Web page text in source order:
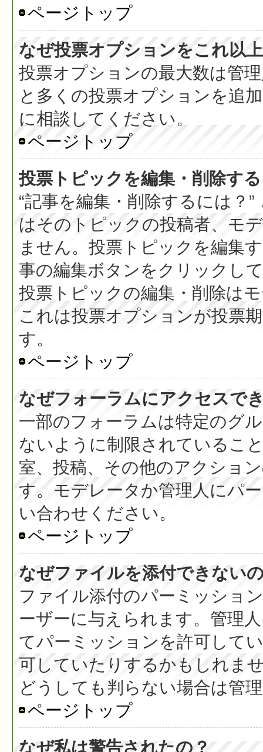
ページトップ
なぜ投票オプションをこれ以
投票オプションの最大数は管
と多くの投票オプションを追
に相談してください。
ページトップ
投票トピックを編集・削除す
“記事を編集・削除するには？
はそのトピックの投稿者、モ
ません。投票トピックを編集
事の編集ボタンをクリックし
投票トピックの編集・削除は
これは投票オプションが投票
す。
ページトップ
なぜフォーラムにアクセスで
一部のフォーラムは特定のグ
ないように制限されているこ
室、投稿、その他のアクショ
す。モデレータか管理人にパ
い合わせください。
ページトップ
なぜファイルを添付できない
ファイル添付のパーミッショ
ーザーに与えられます。管理
てパーミッションを許可して
可していたりするかもしれま
どうしても判らない場合は管
ページトップ
なぜ私は警告されたの？